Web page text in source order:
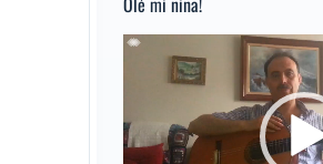
Reproductor